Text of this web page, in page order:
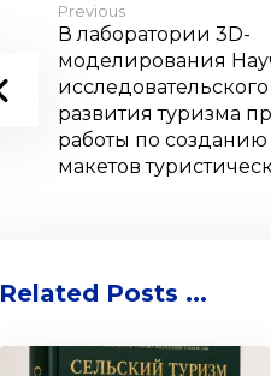
Previous
В лаборатории 3D-
моделирования
исследовательского
развития туризма
работы по
макетов
Related Posts ...